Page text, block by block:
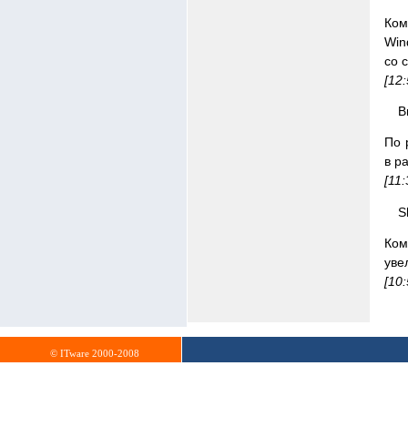
со
По
в
© ITware 2000-2008